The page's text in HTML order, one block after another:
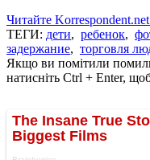
Читайте
ТЕГИ: дети, ребенок,
задержание, торговля
Якщо ви помітили
натисніть Ctrl + Enter,